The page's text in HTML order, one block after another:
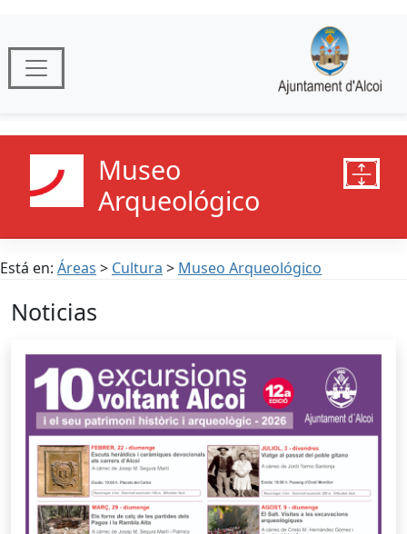
Museo
Arqueológico
Está en: Áreas > Cultura > Museo Arqueológico
Noticias